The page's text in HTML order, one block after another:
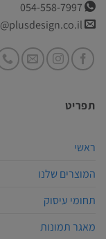
תפריט
ראשי
המוצרים שלנו
תחומי עיסוק
מאגר תמונות